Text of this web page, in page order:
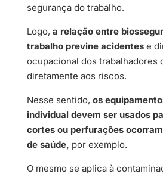
segurança do trabalho.
Logo, a relação entre
trabalho previne acidentese
ocupacional dos trabalhadores
diretamente aos riscos.
Nesse sentido, os
individual devem ser usados
cortes ou perfurações
de saúde, por exemplo.
O mesmo se aplica à